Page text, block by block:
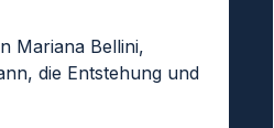
Mariana Bellini,
die Entstehung und